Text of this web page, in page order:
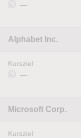
—
Alphabet Inc.
Kursziel
—
Microsoft Corp.
Kursziel